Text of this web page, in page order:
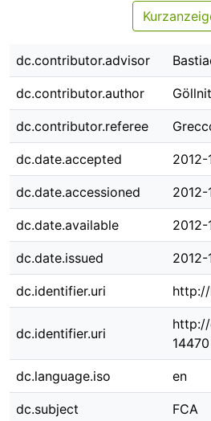
Zurück zur Startseite
dc.contributor.advisor
dc.contributor.author
dc.contributor.referee
dc.date.accepted 2012-
dc.date.accessioned 2012-
dc.date.available 2012-
dc.date.issued
dc.identifier.uri
dc.identifier.uri
http://
14470
dc.language.iso en
dc.subject FCA